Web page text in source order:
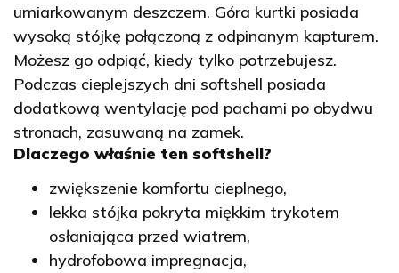
umiarkowanym deszczem. Góra kurtki posiada
wysoką stójkę połączoną z odpinanym kapturem.
Możesz go odpiąć, kiedy tylko potrzebujesz.
Podczas cieplejszych dni softshell posiada
dodatkową wentylację pod pachami po obydwu
stronach, zasuwaną na zamek.
Dlaczego właśnie ten softshell?
zwiększenie komfortu cieplnego,
lekka stójka pokryta miękkim trykotem
osłaniająca przed wiatrem,
hydrofobowa impregnacja,